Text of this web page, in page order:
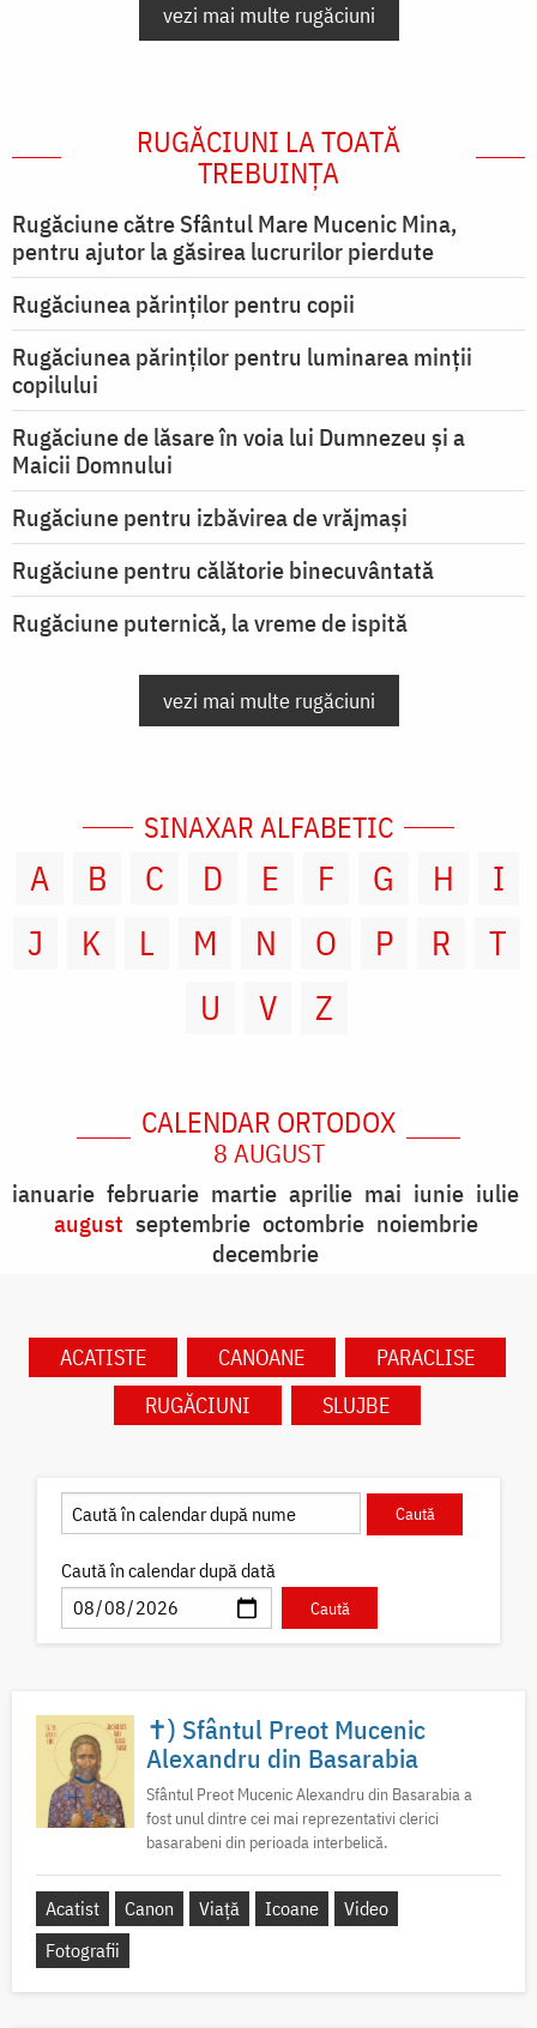
vezi mai multe rugăciuni
RUGĂCIUNI LA TOATĂ
TREBUINȚA
Rugăciune către Sfântul Mare Mucenic Mina,
pentru ajutor la găsirea lucrurilor pierdute
Rugăciunea părinților pentru copii
Rugăciunea părinților pentru luminarea minţii
copilului
Rugăciune de lăsare în voia lui Dumnezeu şi a
Maicii Domnului
Rugăciune pentru izbăvirea de vrăjmași
Rugăciune pentru călătorie binecuvântată
Rugăciune puternică, la vreme de ispită
vezi mai multe rugăciuni
SINAXAR ALFABETIC
A B C D E F G H
I
J
K L M N O P R
T
U
V Z
CALENDAR ORTODOX
8 AUGUST
ianuarie februarie martie aprilie mai iunie iulie
august septembrie octombrie noiembrie
decembrie
ACATISTE CANOANE
PARACLISE
RUGĂCIUNI
SLUJBE
Caută în calendar după dată
✝) Sfântul Preot Mucenic
Alexandru din Basarabia
Sfântul Preot Mucenic Alexandru din Basarabia a
fost unul dintre cei mai reprezentativi clerici
basarabeni din perioada interbelică.
Acatist Canon Viață Icoane
Video
Fotografii